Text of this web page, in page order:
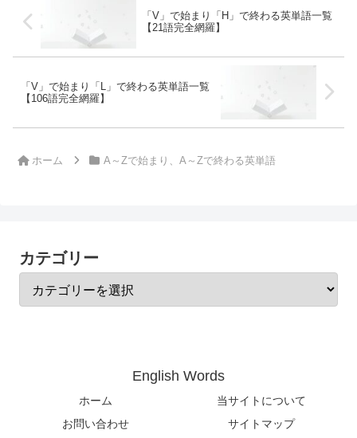
「V」で始まり「H」で終わる英単語一覧
【21語完全網羅】
「V」で始まり「L」で終わる英単語一覧
【106語完全網羅】
ホーム A～Zで始まり、A～Zで終わる英単語
カテゴリー
English Words
ホーム
当サイトについて
お問い合わせ
サイトマップ